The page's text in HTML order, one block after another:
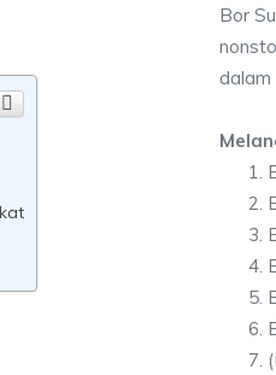
Bor